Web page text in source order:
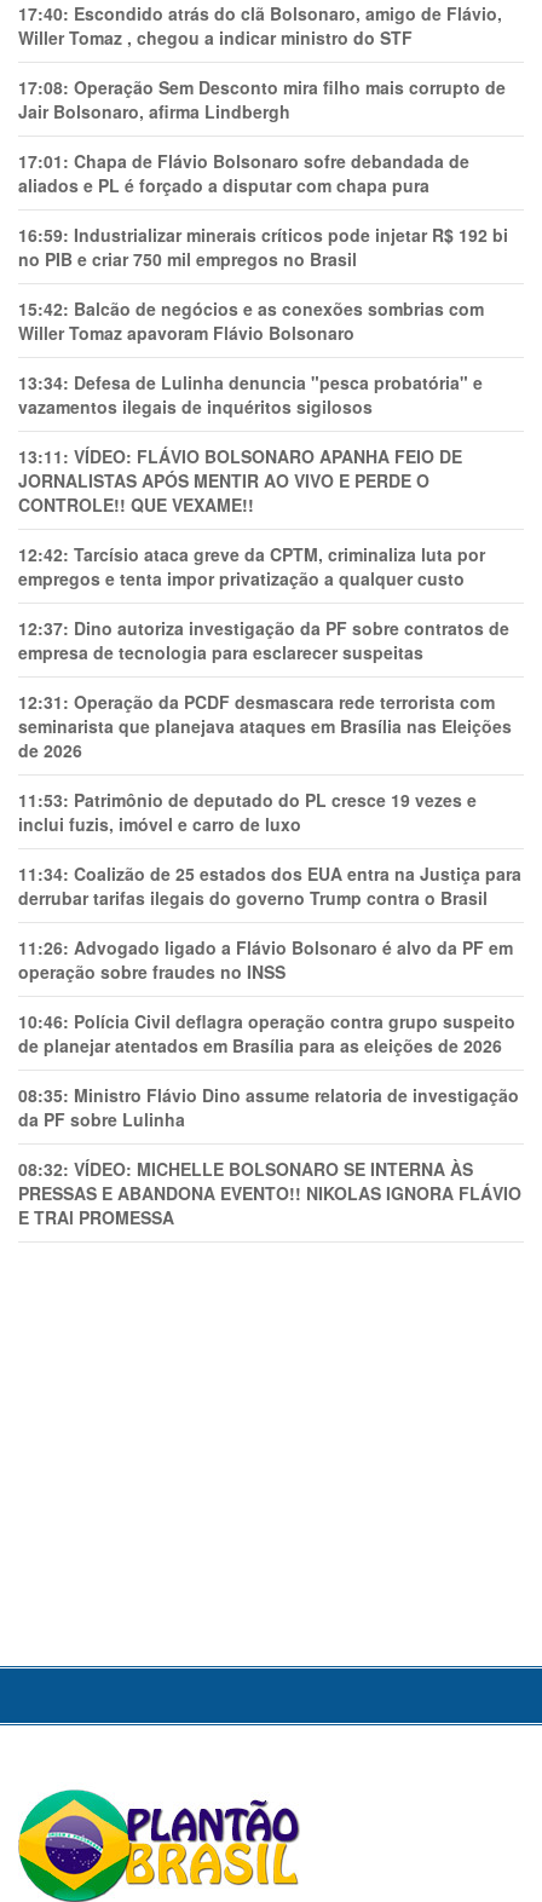
17:40: Escondido atrás do clã Bolsonaro, amigo de Flávio,
Willer Tomaz , chegou a indicar ministro do STF
17:08: Operação Sem Desconto mira filho mais corrupto de
Jair Bolsonaro, afirma Lindbergh
17:01: Chapa de Flávio Bolsonaro sofre debandada de
aliados e PL é forçado a disputar com chapa pura
16:59: Industrializar minerais críticos pode injetar R$ 192 bi
no PIB e criar 750 mil empregos no Brasil
15:42: Balcão de negócios e as conexões sombrias com
Willer Tomaz apavoram Flávio Bolsonaro
13:34: Defesa de Lulinha denuncia "pesca probatória" e
vazamentos ilegais de inquéritos sigilosos
13:11: VÍDEO: FLÁVIO BOLSONARO APANHA FEIO DE
JORNALISTAS APÓS MENTIR AO VIVO E PERDE O
CONTROLE!! QUE VEXAME!!
12:42: Tarcísio ataca greve da CPTM, criminaliza luta por
empregos e tenta impor privatização a qualquer custo
12:37: Dino autoriza investigação da PF sobre contratos de
empresa de tecnologia para esclarecer suspeitas
12:31: Operação da PCDF desmascara rede terrorista com
seminarista que planejava ataques em Brasília nas Eleições
de 2026
11:53: Patrimônio de deputado do PL cresce 19 vezes e
inclui fuzis, imóvel e carro de luxo
11:34: Coalizão de 25 estados dos EUA entra na Justiça para
derrubar tarifas ilegais do governo Trump contra o Brasil
11:26: Advogado ligado a Flávio Bolsonaro é alvo da PF em
operação sobre fraudes no INSS
10:46: Polícia Civil deflagra operação contra grupo suspeito
de planejar atentados em Brasília para as eleições de 2026
08:35: Ministro Flávio Dino assume relatoria de investigação
da PF sobre Lulinha
08:32: VÍDEO: MICHELLE BOLSONARO SE INTERNA ÀS
PRESSAS E ABANDONA EVENTO!! NIKOLAS IGNORA FLÁVIO
E TRAl PROMESSA